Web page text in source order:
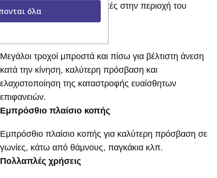
λιγότερο θόρυβο και εκπομπές στην περιοχή του
Μεγάλοι τροχοί μπροστά και πίσω για βέλτιστη άνεση
κατά την κίνηση, καλύτερη πρόσβαση και
ελαχιστοποίηση της καταστροφής ευαίσθητων
επιφανειών.
Εμπρόσθιο πλαίσιο κοπής
Εμπρόσθιο πλαίσιο κοπής για καλύτερη πρόσβαση σε
γωνίες, κάτω από θάμνους, παγκάκια κλπ.
Πολλαπλές χρήσεις
όλα